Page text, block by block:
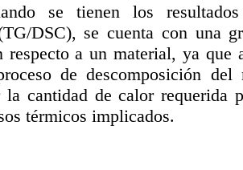
se tienen los
DSC), se cuenta con una
respecto a un material, ya que
de descomposición del
la cantidad de calor requerida
térmicos implicados.